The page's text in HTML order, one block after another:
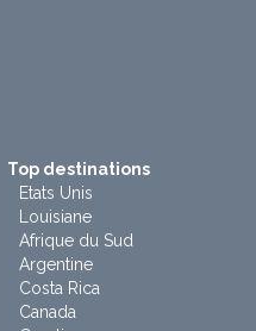
Top destinations
Etats Unis
Louisiane
Afrique du Sud
Argentine
Costa Rica
Canada